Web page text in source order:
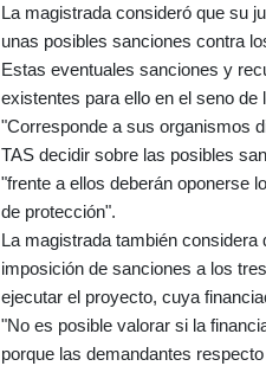
La magistrada consideró que su
unas posibles sanciones contra
Estas eventuales sanciones y
existentes para ello en el seno
"Corresponde a sus organismos
TAS decidir sobre las posibles
"frente a ellos deberán oponerse
de protección".
La magistrada también
imposición de sanciones a los
ejecutar el proyecto, cuya
"No es posible valorar si la
porque las demandantes